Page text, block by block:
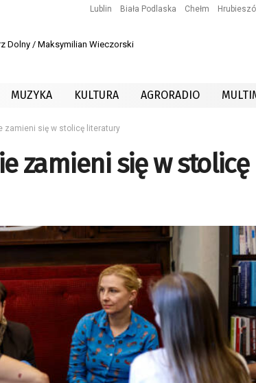
Lublin Biała Podlaska Chełm
Dolny / Maksymilian Wieczorski
MUZYKA KULTURA AGRORADIO
zamieni się w stolicę literatury
zamieni się w